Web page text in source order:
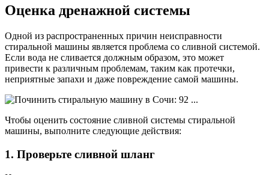
Оценка дренажной системы
Одной из распространенных причин неисправности
стиральной машины является проблема со сливной системой.
Если вода не сливается должным образом, это может
привести к различным проблемам, таким как протечки,
неприятные запахи и даже повреждение самой машины.
Чтобы оценить состояние сливной системы стиральной
машины, выполните следующие действия:
1. Проверьте сливной шланг